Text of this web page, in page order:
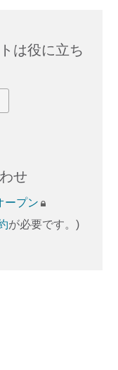
は役に立ち
せ
ープン
が必要です。)